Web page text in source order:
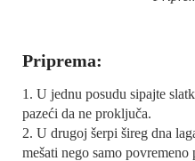
Priprema:
1. U jednu posudu sipajte
pazeći da ne proključa.
2. U drugoj šerpi šireg dna
mešati nego samo povremeno